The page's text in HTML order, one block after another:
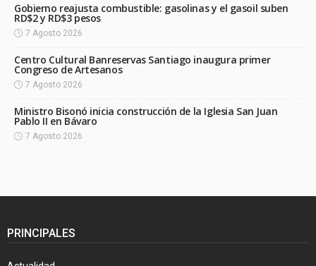
Gobierno reajusta combustible: gasolinas y el gasoil suben
RD$2 y RD$3 pesos
7 Agosto 2026
Centro Cultural Banreservas Santiago inaugura primer
Congreso de Artesanos
7 Agosto 2026
Ministro Bisonó inicia construcción de la Iglesia San Juan
Pablo II en Bávaro
7 Agosto 2026
PRINCIPALES